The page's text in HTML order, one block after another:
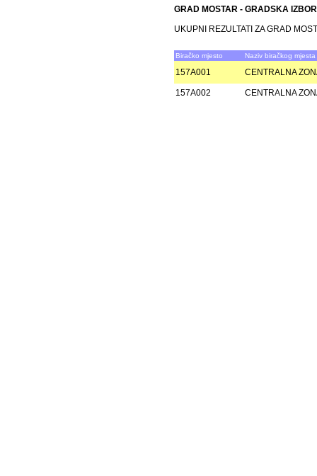
GRAD MOSTAR - GRADSKA
UKUPNI REZULTATI ZA GRAD
Biračko mjesto Naziv biračkog mjesta
157A001 CENTRALNA
157A002 CENTRALNA